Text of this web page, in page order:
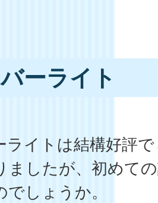
ーライト
ライトは結構好評
ましたが、初めて
しょうか。